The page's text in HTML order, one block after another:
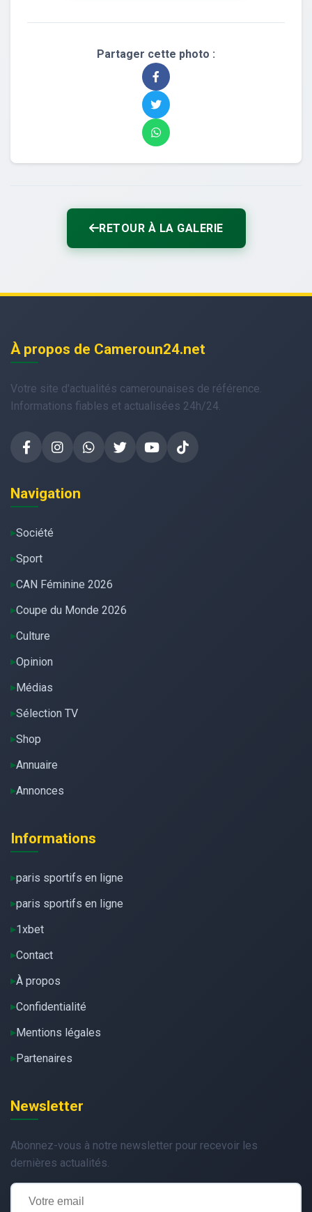
Partager cette photo :
RETOUR À LA GALERIE
À propos de Cameroun24.net
Votre site d'actualités camerounaises de référence.
Informations fiables et actualisées 24h/24.
Navigation
Société
Sport
CAN Féminine 2026
Coupe du Monde 2026
Culture
Opinion
Médias
Sélection TV
Shop
Annuaire
Annonces
Informations
paris sportifs en ligne
paris sportifs en ligne
1xbet
Contact
À propos
Confidentialité
Mentions légales
Partenaires
Newsletter
Abonnez-vous à notre newsletter pour recevoir les
dernières actualités.